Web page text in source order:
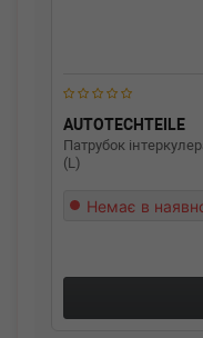
AUTOTECHTEILE
Патрубок
(L)
Немає в